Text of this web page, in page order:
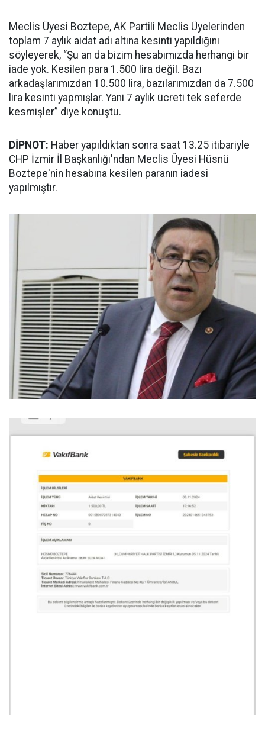
Meclis Üyesi Boztepe, AK Partili Meclis Üyelerinden
toplam 7 aylık aidat adı altına kesinti yapıldığını
söyleyerek, “Şu an da bizim hesabımızda herhangi bir
iade yok. Kesilen para 1.500 lira değil. Bazı
arkadaşlarımızdan 10.500 lira, bazılarımızdan da 7.500
lira kesinti yapmışlar. Yani 7 aylık ücreti tek seferde
kesmişler” diye konuştu.
DİPNOT: Haber yapıldıktan sonra saat 13.25 itibariyle
CHP İzmir İl Başkanlığı'ndan Meclis Üyesi Hüsnü
Boztepe'nin hesabına kesilen paranın iadesi
yapılmıştır.